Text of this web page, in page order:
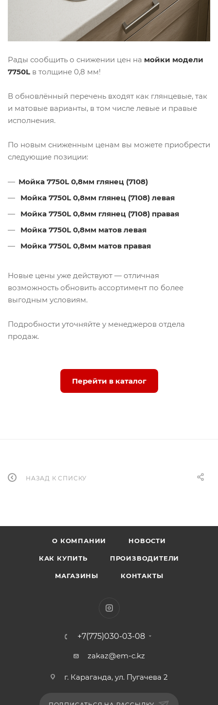
Рады сообщить о снижении цен на мойки модели
7750L в толщине 0,8 мм!
В обновлённый перечень входят как глянцевые, так
и матовые варианты, в том числе левые и правые
исполнения.
По новым сниженным ценам вы можете приобрести
следующие позиции:
Мойка 7750L 0,8мм глянец (7108)
Мойка 7750L 0,8мм глянец (7108) левая
Мойка 7750L 0,8мм глянец (7108) правая
Мойка 7750L 0,8мм матов левая
Мойка 7750L 0,8мм матов правая
Новые цены уже действуют — отличная
возможность обновить ассортимент по более
выгодным условиям.
Подробности уточняйте у менеджеров отдела
продаж.
Перейти в каталог
НАЗАД К СПИСКУ
О КОМПАНИИ НОВОСТИ
КАК КУПИТЬ ПРОИЗВОДИТЕЛИ
МАГАЗИНЫ КОНТАКТЫ
+7(775)030-03-08
zakaz@em-c.kz
г. Караганда, ул. Пугачева 2